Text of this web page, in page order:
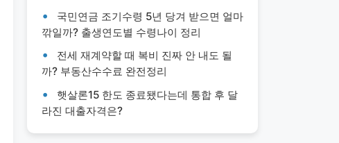
국민연금 조기수령 5년 당겨 받으면 얼마
깎일까? 출생연도별 수령나이 정리
전세 재계약할 때 복비 진짜 안 내도 될
까? 부동산수수료 완전정리
햇살론15 한도 종료됐다는데 통합 후 달
라진 대출자격은?